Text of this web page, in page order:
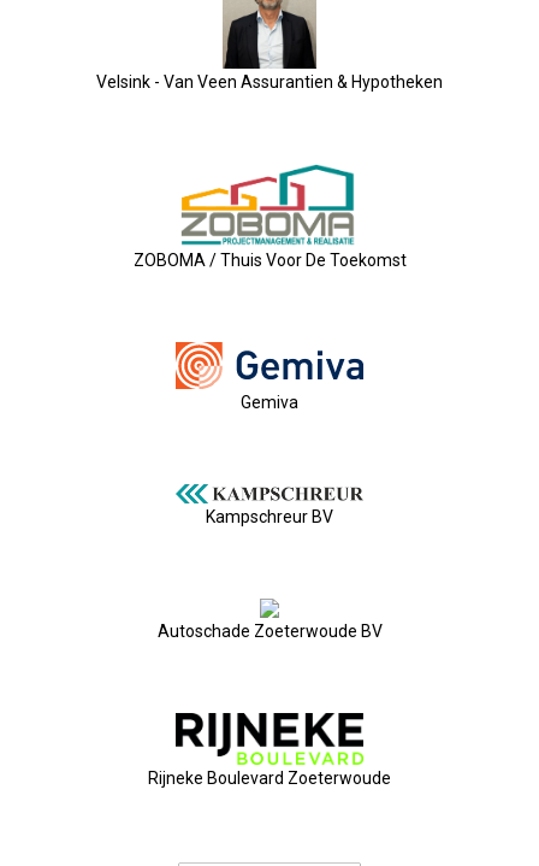
UBO-Register (!!)
Eerste Meet & Greet Druk Bezocht
Save The Date(s)
ALV 2021
2026-07-10 OVZ Ledendag
18-09-2026 Bedrijfsbezoek
Archief
15-04-2026 ALV!
Velsink - Van Veen Assurantien & Hypotheken
ZOBOMA / Thuis Voor De Toekomst
Gemiva
Kampschreur BV
Autoschade Zoeterwoude BV
Rijneke Boulevard Zoeterwoude